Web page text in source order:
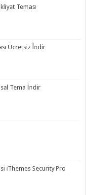
Teması
Ücretsiz İndir
Tema İndir
iThemes Security Pro